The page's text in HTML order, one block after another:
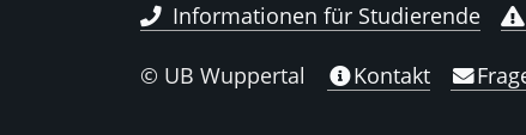
Informationen für Studierende
© UB Wuppertal Kontakt